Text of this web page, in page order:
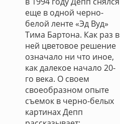
еще в одной черно-
белой ленте «Эд Вуд»
Тима Бартона. Как раз в
ней цветовое решение
означало ни что иное,
как далекое начало 20-
го века. О своем
своеобразном опыте
съемок в черно-белых
картинах Депп